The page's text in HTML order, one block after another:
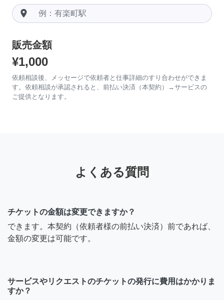
room
販売金額
¥1,000
依頼相談後、メッセージで依頼者と仕事詳細のすり合わせができま
す。依頼相談が承認されると、前払い決済（本契約）→サービスの
ご提供となります。
よくある質問
チケットの金額は変更できますか？
できます。本契約（依頼者様の前払い決済）前であれば、
金額の変更は可能です。
サービスやリクエストのチケットの発行に費用はかかりま
すか？